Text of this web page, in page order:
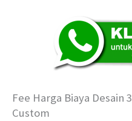
Fee Harga Biaya
Custom